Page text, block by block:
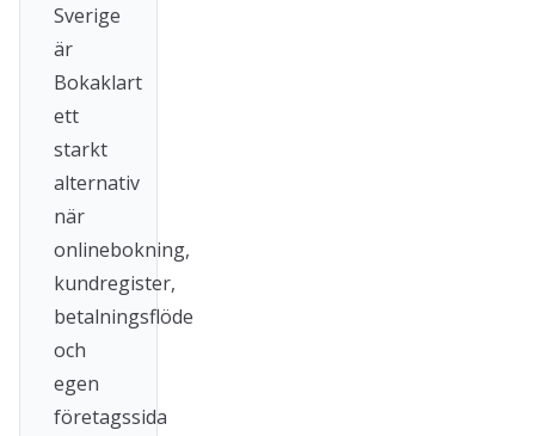
Sverige
är
Bokaklart
ett
starkt
alternativ
när
onlinebokning,
kundregister,
betalningsflöde
och
egen
företagssida